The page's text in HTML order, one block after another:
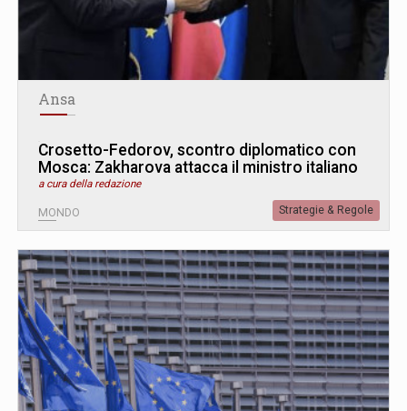
Ansa
Crosetto-Fedorov, scontro diplomatico con
Mosca: Zakharova attacca il ministro italiano
a cura della redazione
MONDO Strategie & Regole